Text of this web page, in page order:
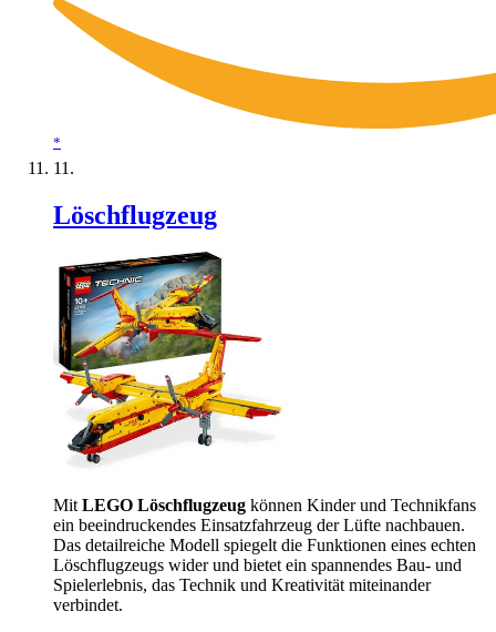
*
Löschflugzeug
MitLEGO Löschflugzeug können Kinder und Technikfans
ein beeindruckendes Einsatzfahrzeug der Lüfte nachbauen.
Das detailreiche Modell spiegelt die Funktionen eines echten
Löschflugzeugs wider und bietet ein spannendes Bau- und
Spielerlebnis, das Technik und Kreativität miteinander
verbindet.